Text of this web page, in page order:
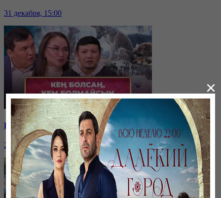
31 декабря, 15:00
Қайырымдылық – қадірлі іс | «Қыздар-Ай»
20 декабря, 17:00
×